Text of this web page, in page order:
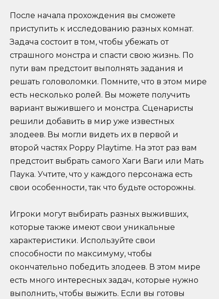
После начала прохождения вы сможете
приступить к исследованию разных комнат.
Задача состоит в том, чтобы убежать от
страшного монстра и спасти свою жизнь. По
пути вам предстоит выполнять задания и
решать головоломки. Помните, что в этом мире
есть несколько ролей. Вы можете получить
вариант выжившего и монстра. Сценаристы
решили добавить в мир уже известных
злодеев. Вы могли видеть их в первой и
второй частях Poppy Playtime. На этот раз вам
предстоит выбрать самого Хаги Ваги или Мать
Паука. Учтите, что у каждого персонажа есть
свои особенности, так что будьте осторожны.
Игроки могут выбирать разных выживших,
которые также имеют свои уникальные
характеристики. Используйте свои
способности по максимуму, чтобы
окончательно победить злодеев. В этом мире
есть много интересных задач, которые нужно
выполнить, чтобы выжить. Если вы готовы